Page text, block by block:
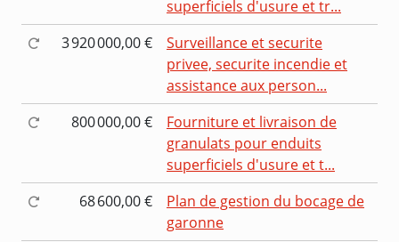
superficiels d'usure et tr...
3 920 000,00 €
Surveillance et securite
privee, securite incendie et
assistance aux person...
800 000,00 €
Fourniture et livraison de
granulats pour enduits
superficiels d'usure et t...
68 600,00 €
Plan de gestion du bocage de
garonne